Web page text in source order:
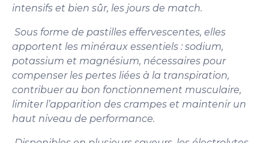
intensifs et bien sûr, les jours de match.
Sous forme de pastilles effervescentes, elles
apportent les minéraux essentiels : sodium,
potassium et magnésium, nécessaires pour
compenser les pertes liées à la transpiration,
contribuer au bon fonctionnement musculaire,
limiter l’apparition des crampes et maintenir un
haut niveau de performance.